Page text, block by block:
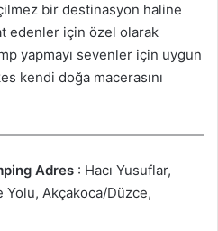
bir destinasyon haline
edenler için özel olarak
yapmayı sevenler için uygun
kendi doğa macerasını
Adres : Hacı Yusuflar,
Yolu, Akçakoca/Düzce,